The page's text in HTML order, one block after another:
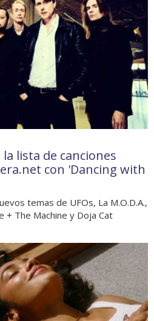
lista de canciones
con 'Dancing with
temas de UFOs, La M.O.D.A.,
+ The Machine y Doja Cat